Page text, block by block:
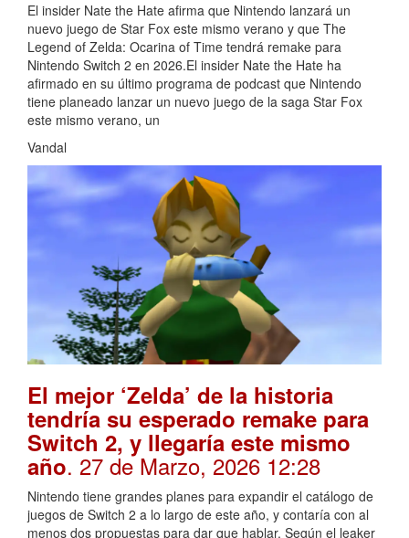
El insider Nate the Hate afirma que Nintendo lanzará un
nuevo juego de Star Fox este mismo verano y que The
Legend of Zelda: Ocarina of Time tendrá remake para
Nintendo Switch 2 en 2026.El insider Nate the Hate ha
afirmado en su último programa de podcast que Nintendo
tiene planeado lanzar un nuevo juego de la saga Star Fox
este mismo verano, un
Vandal
El mejor ‘Zelda’ de la historia
tendría su esperado remake para
Switch 2, y llegaría este mismo
año. 27 de Marzo, 2026 12:28
Nintendo tiene grandes planes para expandir el catálogo de
juegos de Switch 2 a lo largo de este año, y contaría con al
menos dos propuestas para dar que hablar. Según el leaker